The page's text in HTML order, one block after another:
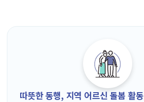
따뜻한 동행, 지역 어르신 돌봄 활동